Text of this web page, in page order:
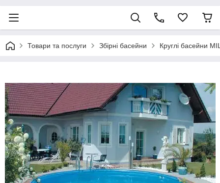
Товари та послуги Збірні басейни Круглі басейни